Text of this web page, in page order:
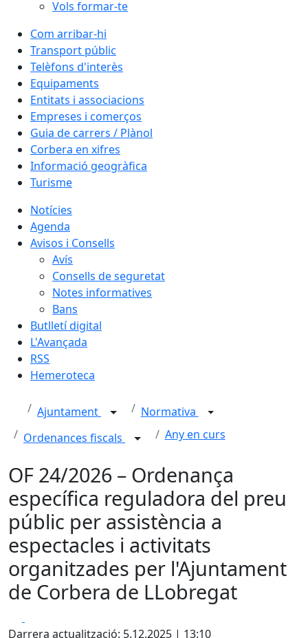
Vols formar-te
Com arribar-hi
Transport públic
Telèfons d'interès
Equipaments
Entitats i associacions
Empreses i comerços
Guia de carrers / Plànol
Corbera en xifres
Informació geogràfica
Turisme
Notícies
Agenda
Avisos i Consells
Avís
Consells de seguretat
Notes informatives
Bans
Butlletí digital
L'Avançada
RSS
Hemeroteca
Ajuntament
Normativa
Ordenances fiscals
Any en curs
OF 24/2026 – Ordenança
específica reguladora del preu
públic per assistència a
espectacles i activitats
organitzades per l'Ajuntament
de Corbera de LLobregat
Darrera actualització: 5.12.2025 | 13:10